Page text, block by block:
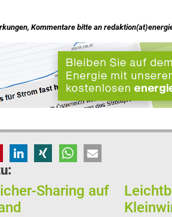
Kommentare bitte an
Sharing auf